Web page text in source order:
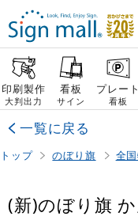
印刷製作
大判出力
看板
サイン
プレート
看板
一覧に戻る
トップ のぼり旗 全
(新)のぼり旗